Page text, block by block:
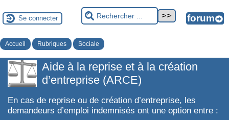
Se connecter
Accueil Rubriques Sociale
Aide à la reprise et à la création
d’entreprise (ARCE)
En cas de reprise ou de création d’entreprise, les
demandeurs d’emploi indemnisés ont une option entre :